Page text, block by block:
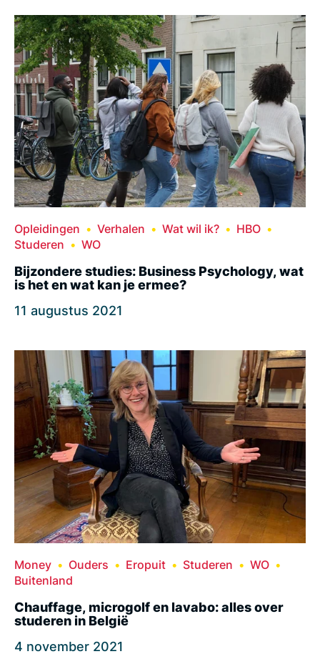
Opleidingen Verhalen Wat wil ik?
HBO
Studeren
WO
Bijzondere studies: Business Psychology, wat
is het en wat kan je ermee?
11 augustus 2021
Money Ouders Eropuit Studeren
WO
Buitenland
Chauffage, microgolf en lavabo: alles over
studeren in België
4 november 2021